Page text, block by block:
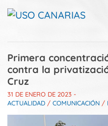
Primera
contra la
Cruz
31 DE ENERO DE 2023 -
ACTUALIDAD / COMUNICACIÓN /